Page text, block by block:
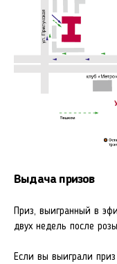
Выдача призов
Приз, выигранный в
двух недель после
Если вы выиграли